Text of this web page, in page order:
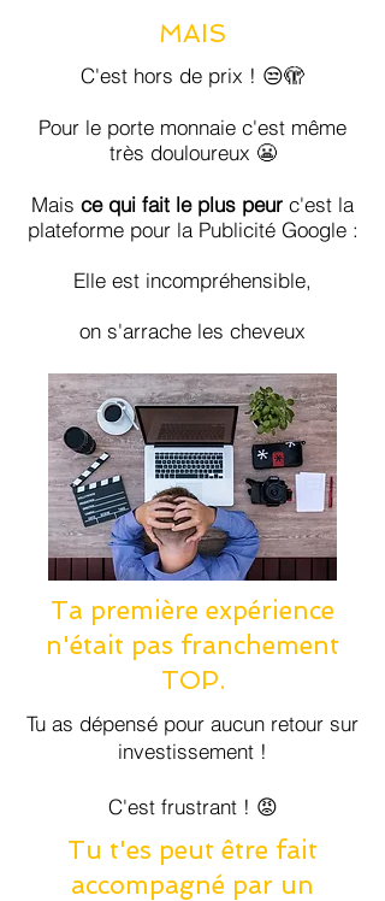
MAIS
C'est hors de prix ! 😒🫣
Pour le porte monnaie c'est même
très douloureux 😬
Mais ce qui fait le plus peur c'est la
plateforme pour la Publicité Google :
Elle est incompréhensible,
on s'arrache les cheveux
Ta première expérience
n'était pas franchement
TOP.
Tu as dépensé pour aucun retour sur
investissement !
C'est frustrant ! 😡
​Tu t'es peut être fait
accompagné par un